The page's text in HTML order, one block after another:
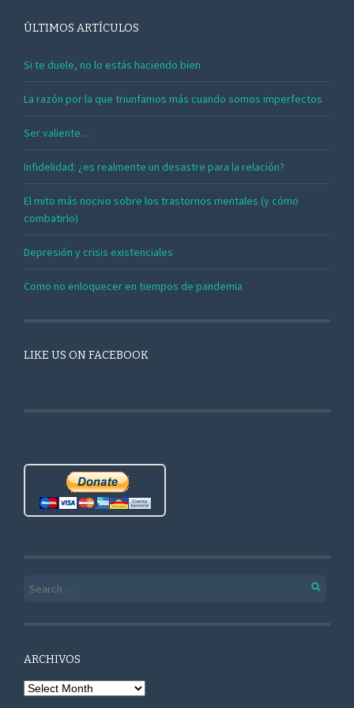
ÚLTIMOS ARTÍCULOS
Si te duele, no lo estás haciendo bien
La razón por la que triunfamos más cuando somos imperfectos
Ser valiente…
Infidelidad: ¿es realmente un desastre para la relación?
El mito más nocivo sobre los trastornos mentales (y cómo
combatirlo)
Depresión y crisis existenciales
Como no enloquecer en tiempos de pandemia
LIKE US ON FACEBOOK
Search for:
ARCHIVOS
Archivos